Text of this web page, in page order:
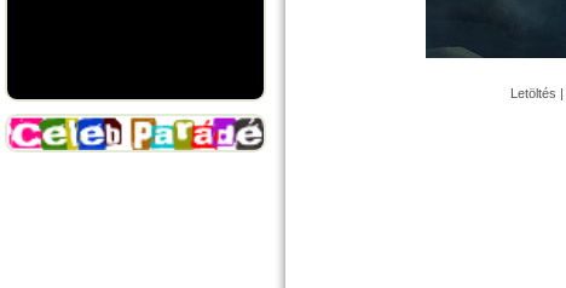
Letöltés |